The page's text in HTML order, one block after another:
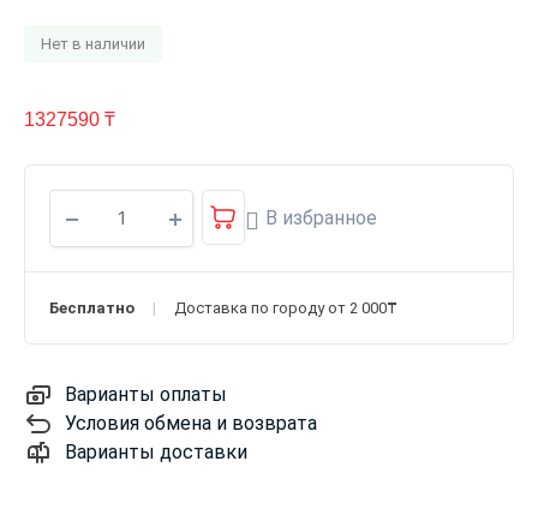
Нет в наличии
1327590 ₸
В избранное
Бесплатно Доставка по городу от 2 000₸
Варианты оплаты
Условия обмена и возврата
Варианты доставки